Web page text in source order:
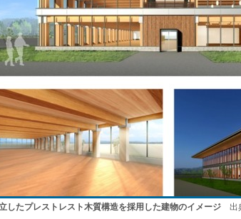
したプレストレスト木質構造を採用した建物のイメージ出